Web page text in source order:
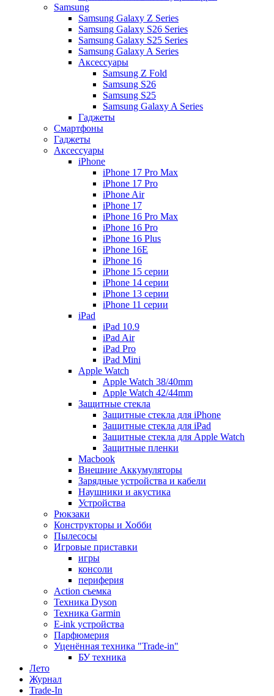
Samsung
Samsung Galaxy Z Series
Samsung Galaxy S26 Series
Samsung Galaxy S25 Series
Samsung Galaxy A Series
Аксессуары
Samsung Z Fold
Samsung S26
Samsung S25
Samsung Galaxy A Series
Гаджеты
Смартфоны
Гаджеты
Аксессуары
iPhone
iPhone 17 Pro Max
iPhone 17 Pro
iPhone Air
iPhone 17
iPhone 16 Pro Max
iPhone 16 Pro
iPhone 16 Plus
iPhone 16E
iPhone 16
iPhone 15 серии
iPhone 14 серии
iPhone 13 серии
iPhone 11 серии
iPad
iPad 10.9
iPad Air
iPad Pro
iPad Mini
Apple Watch
Apple Watch 38/40mm
Apple Watch 42/44mm
Защитные стекла
Защитные стекла для iPhone
Защитные стекла для iPad
Защитные стекла для Apple Watch
Защитные пленки
Macbook
Внешние Аккумуляторы
Зарядные устройства и кабели
Наушники и акустика
Устройства
Рюкзаки
Конструкторы и Хобби
Пылесосы
Игровые приставки
игры
консоли
периферия
Action съемка
Техника Dyson
Техника Garmin
E-ink устройства
Парфюмерия
Уценённая техника "Trade-in"
БУ техника
Лето
Журнал
Trade-In